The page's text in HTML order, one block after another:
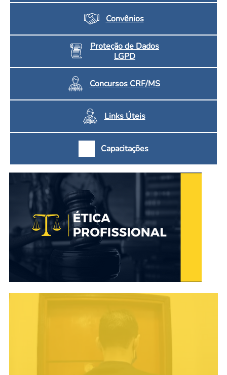
Convênios
Proteção de Dados
LGPD
Concursos CRF/MS
Links Úteis
Capacitações